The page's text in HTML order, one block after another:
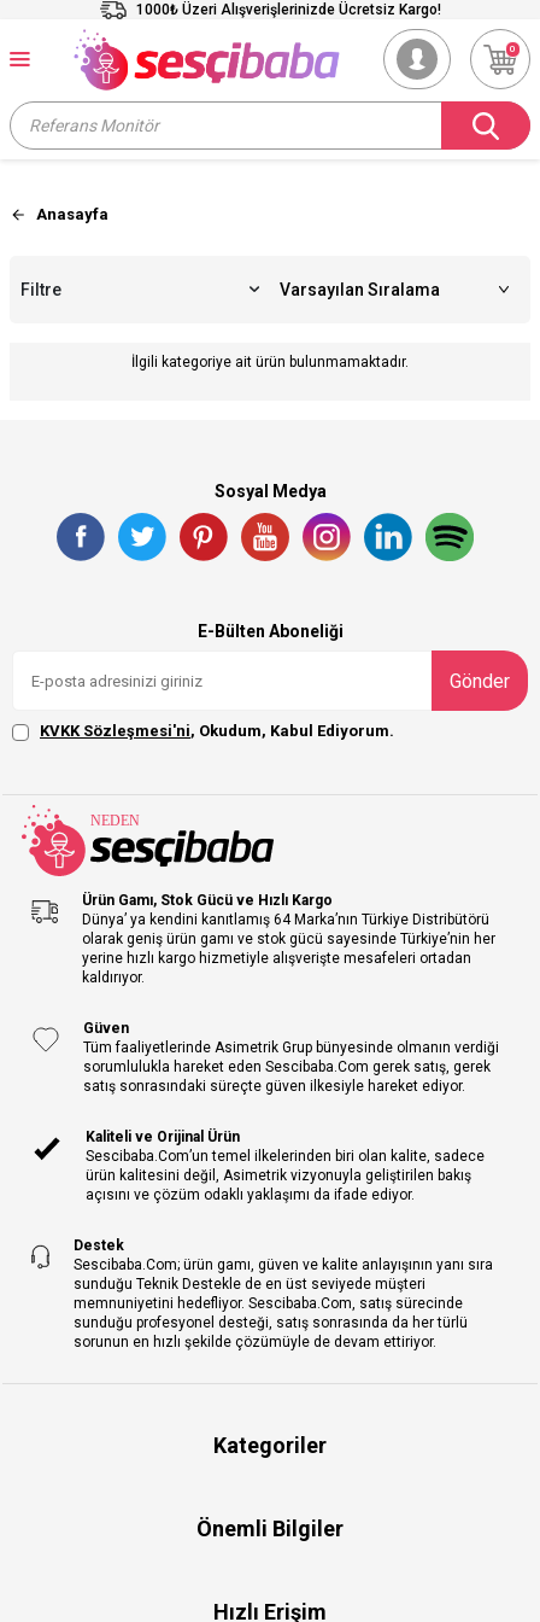
1000₺ Üzeri Alışverişlerinizde Ücretsiz Kargo!
0
Anasayfa
Filtre
İlgili kategoriye ait ürün bulunmamaktadır.
Sosyal Medya
E-Bülten Aboneliği
Gönder
KVKK Sözleşmesi'ni, Okudum, Kabul Ediyorum.
Ürün Gamı, Stok Gücü ve Hızlı Kargo
Dünya’ ya kendini kanıtlamış 64 Marka’nın Türkiye Distribütörü
olarak geniş ürün gamı ve stok gücü sayesinde Türkiye’nin her
yerine hızlı kargo hizmetiyle alışverişte mesafeleri ortadan
kaldırıyor.
Güven
Tüm faaliyetlerinde Asimetrik Grup bünyesinde olmanın verdiği
sorumlulukla hareket eden Sescibaba.Com gerek satış, gerek
satış sonrasındaki süreçte güven ilkesiyle hareket ediyor.
Kaliteli ve Orijinal Ürün
Sescibaba.Com’un temel ilkelerinden biri olan kalite, sadece
ürün kalitesini değil, Asimetrik vizyonuyla geliştirilen bakış
açısını ve çözüm odaklı yaklaşımı da ifade ediyor.
Destek
Sescibaba.Com; ürün gamı, güven ve kalite anlayışının yanı sıra
sunduğu Teknik Destekle de en üst seviyede müşteri
memnuniyetini hedefliyor. Sescibaba.Com, satış sürecinde
sunduğu profesyonel desteği, satış sonrasında da her türlü
sorunun en hızlı şekilde çözümüyle de devam ettiriyor.
Kategoriler
Önemli Bilgiler
Hızlı Erişim